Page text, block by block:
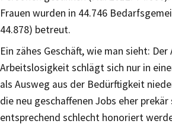
Frauen wurden in 44.746
44.878) betreut.
Ein zähes Geschäft, wie man sieht:
Arbeitslosigkeit schlägt sich nur in
als Ausweg aus der Bedürftigkeit
die neu geschaffenen Jobs eher prekär
entsprechend schlecht honoriert